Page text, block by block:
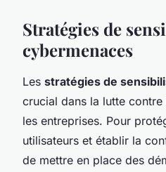
Stratégies de
cybermenaces
Les stratégies de
crucial dans la lutte
les entreprises. Pour
utilisateurs et établir la
de mettre en place des